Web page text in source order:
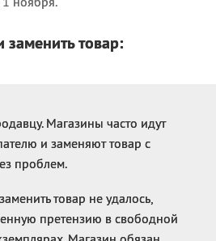
заменить товар:
Магазины часто идут
и заменяют товар с
проблем.
товар не удалось,
претензию в свободной